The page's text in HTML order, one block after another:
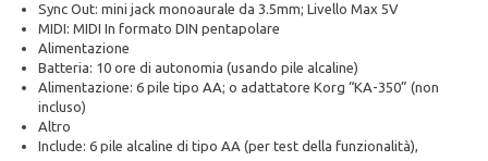
Sync Out: mini jack monoaurale da 3.5mm; Livello Max 5V
MIDI: MIDI In formato DIN pentapolare
Alimentazione
Batteria: 10 ore di autonomia (usando pile alcaline)
Alimentazione: 6 pile tipo AA; o adattatore Korg “KA-350” (non
incluso)
Altro
Include: 6 pile alcaline di tipo AA (per test della funzionalità),